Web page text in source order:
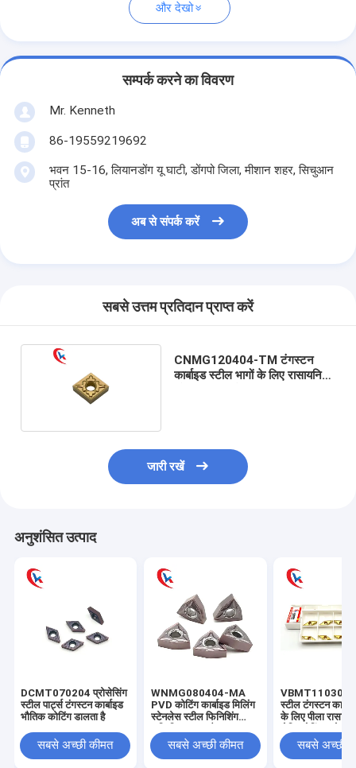
और देखो
सम्पर्क करने का विवरण
Mr. Kenneth
86-19559219692
भवन 15-16, लियानडोंग यू घाटी, डोंगपो जिला, मीशान शहर, सिचुआन
प्रांत
अब से संपर्क करें
सबसे उत्तम प्रतिदान प्राप्त करें
CNMG120404-TM टंगस्टन
कार्बाइड स्टील भागों के लिए रासायनिक
जारी रखें
अनुशंसित उत्पाद
DCMT070204 प्रोसेसिंग
स्टील पार्ट्स टंगस्टन कार्बाइड
भौतिक कोटिंग डालता है
सबसे अच्छी कीमत
WNMG080404-MA
PVD कोटिंग कार्बाइड मिलिंग
स्टेनलेस स्टील फिनिशिंग
सबसे अच्छी कीमत
VBMT110304-
स्टील टंगस्टन
के लिए पीला
सबसे अच्छी